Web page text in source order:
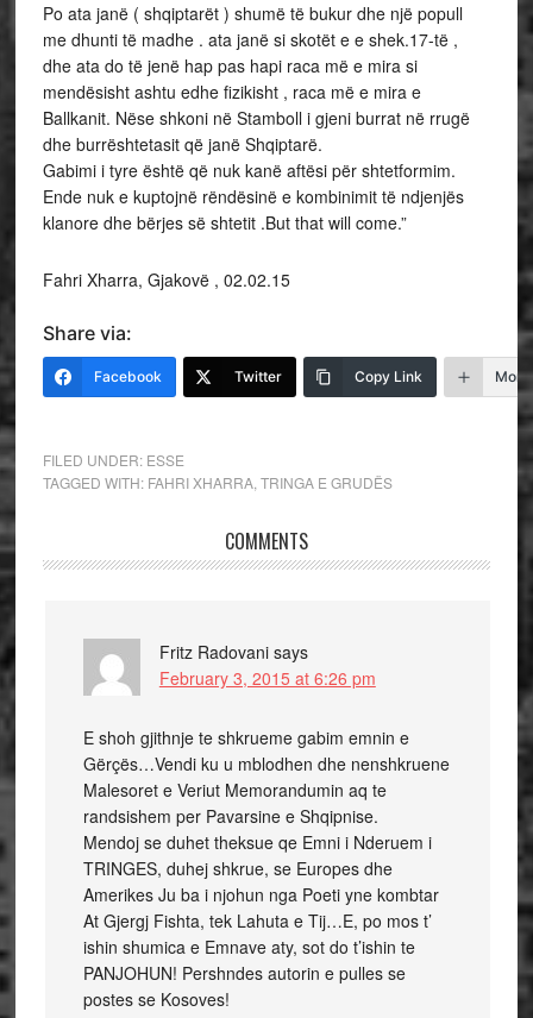
Po ata janë ( shqiptarët ) shumë të bukur dhe një popull
me dhunti të madhe . ata janë si skotët e e shek.17-të ,
dhe ata do të jenë hap pas hapi raca më e mira si
mendësisht ashtu edhe fizikisht , raca më e mira e
Ballkanit. Nëse shkoni në Stamboll i gjeni burrat në rrugë
dhe burrështetasit që janë Shqiptarë.
Gabimi i tyre është që nuk kanë aftësi për shtetformim.
Ende nuk e kuptojnë rëndësinë e kombinimit të ndjenjës
klanore dhe bërjes së shtetit .But that will come.”
Fahri Xharra, Gjakovë , 02.02.15
Share via:
Facebook Twitter Copy Link More
FILED UNDER: ESSE
TAGGED WITH: FAHRI XHARRA, TRINGA E GRUDËS
COMMENTS
Fritz Radovani says
February 3, 2015 at 6:26 pm
E shoh gjithnje te shkrueme gabim emnin e
Gërçës…Vendi ku u mblodhen dhe nenshkruene
Malesoret e Veriut Memorandumin aq te
randsishem per Pavarsine e Shqipnise.
Mendoj se duhet theksue qe Emni i Nderuem i
TRINGES, duhej shkrue, se Europes dhe
Amerikes Ju ba i njohun nga Poeti yne kombtar
At Gjergj Fishta, tek Lahuta e Tij…E, po mos t’
ishin shumica e Emnave aty, sot do t’ishin te
PANJOHUN! Pershndes autorin e pulles se
postes se Kosoves!